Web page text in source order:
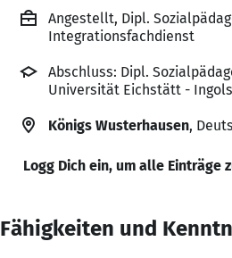
Angestellt, Dipl.
Integrationsfachdienst
Abschluss: Dipl.
Universität Eichstätt -
Königs Wusterhausen,
Logg Dich ein, um alle Einträge
Fähigkeiten und